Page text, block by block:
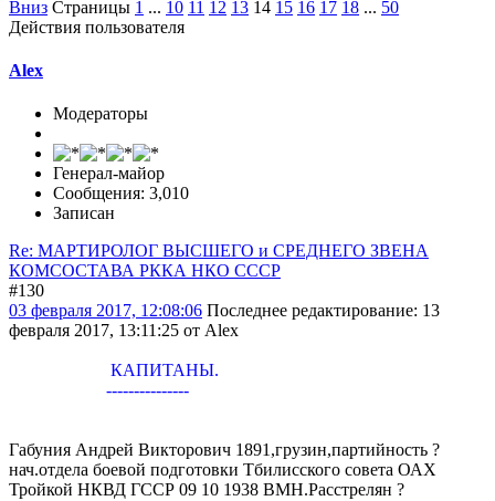
Вниз Страницы 1 ... 10 11 12 13 14 15 16 17 18 ... 50
Действия пользователя
Alex
Модераторы
Генерал-майор
Сообщения: 3,010
Записан
Re: МАРТИРОЛОГ ВЫСШЕГО и СРЕДНЕГО ЗВЕНА
КОМСОСТАВА РККА НКО СССР
#130
03 февраля 2017, 12:08:06 Последнее редактирование: 13
февраля 2017, 13:11:25 от Alex
КАПИТАНЫ.
---------------
Габуния Андрей Викторович 1891,грузин,партийность ?
нач.отдела боевой подготовки Тбилисского совета ОАХ
Тройкой НКВД ГССР 09 10 1938 ВМН.Расстрелян ?